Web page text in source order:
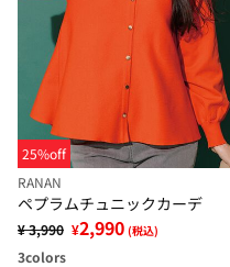
25%off
RANAN
ペプラムチュニックカーデ
¥ 3,990 ¥2,990 (税込)
3colors